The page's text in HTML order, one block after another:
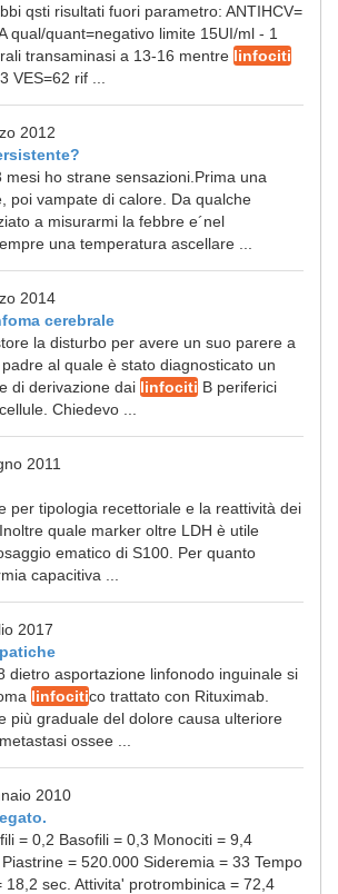
qsti risultati fuori parametro: ANTIHCV=
qual/quant=negativo limite 15UI/ml - 1
transaminasi a 13-16 mentre linfociti
VES=62 rif ...
2012
mesi ho strane sensazioni.Prima una
poi vampate di calore. Da qualche
a misurarmi la febbre e´nel
una temperatura ascellare ...
2014
cerebrale
la disturbo per avere un suo parere a
al quale è stato diagnosticato un
di derivazione dai linfociti B periferici
Chiedevo ...
2011
per tipologia recettoriale e la reattività dei
quale marker oltre LDH è utile
ematico di S100. Per quanto
capacitiva ...
2017
dietro asportazione linfonodo inguinale si
linfocitico trattato con Rituximab.
più graduale del dolore causa ulteriore
ossee ...
2010
= 0,2 Basofili = 0,3 Monociti = 9,4
= 520.000 Sideremia = 33 Tempo
18,2 sec. Attivita' protrombinica = 72,4